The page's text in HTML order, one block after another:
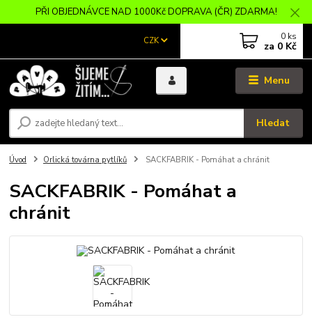
PŘI OBJEDNÁVCE NAD 1000Kč DOPRAVA (ČR) ZDARMA!
Menu
CZK
Hledat
0 ks
za 0 Kč
Úvod Orlická továrna pytlíků SACKFABRIK - Pomáhat a chránit
SACKFABRIK - Pomáhat a
chránit